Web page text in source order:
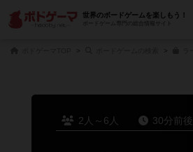
世界のボードゲームを楽しもう！
ボードゲーム専門の総合情報サイト
2人～6人 30分前後